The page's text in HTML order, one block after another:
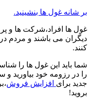
بر شانه غول ها بنشینید.
غول ها افراد،شرکت ها و
دیگران می باشند و مردم
کنند.
شما باید این غول ها را
را در رزومه خود بیاورید
جدید برای افزایش فروش
بروید!